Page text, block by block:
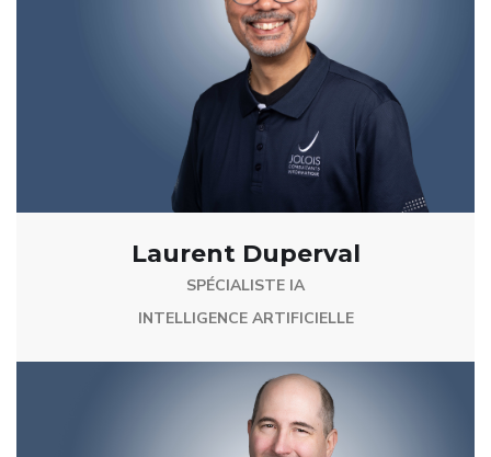
Laurent Duperval
SPÉCIALISTE IA
INTELLIGENCE ARTIFICIELLE